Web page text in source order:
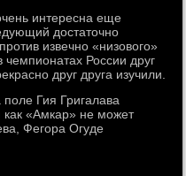
интересна еще
достаточно
извечно «низового»
России друг
друг друга изучили.
Гия Григалава
«Амкар» не может
Фегора Огуде